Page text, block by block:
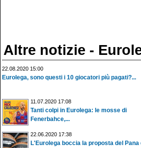
Altre notizie -
22.08.2020 15:00
Eurolega, sono questi i 10 giocatori più pagati?...
11.07.2020 17:08
Tanti colpi in Eurolega: le mosse di
Fenerbahce,...
22.06.2020 17:38
L'Eurolega boccia la proposta del Pana